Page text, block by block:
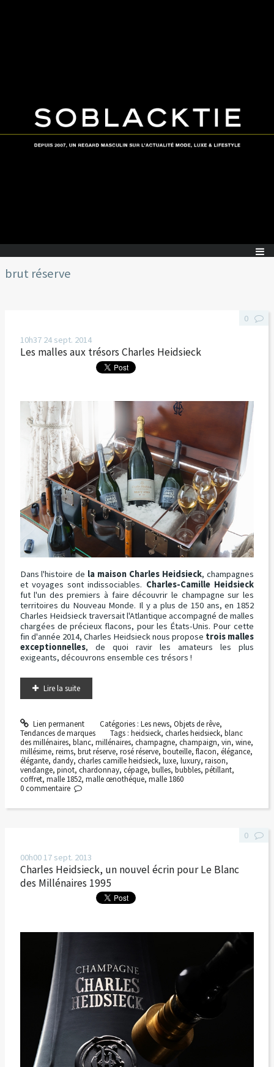
brut réserve
10h37 24 sept. 2014
Les malles aux trésors Charles Heidsieck
Dans l'histoire de la maison Charles Heidsieck, champagnes
et voyages sont indissociables. Charles-Camille Heidsieck
fut l'un des premiers à faire découvrir le champagne sur les
territoires du Nouveau Monde. Il y a plus de 150 ans, en 1852
Charles Heidsieck traversait l'Atlantique accompagné de malles
chargées de précieux flacons, pour les États-Unis. Pour cette
fin d'année 2014, Charles Heidsieck nous propose trois malles
exceptionnelles, de quoi ravir les amateurs les plus
exigeants, découvrons ensemble ces trésors !
Lire la suite
Lien permanent Catégories : Les news, Objets de rêve,
Tendances de marques
Tags :heidsieck,charles heidsieck,blanc
des millénaires, blanc, millénaires, champagne, champaign, vin, wine,
millésime, reims, brut réserve, rosé réserve, bouteille, flacon, élégance,
élégante, dandy, charles camille heidsieck, luxe, luxury, raison,
vendange, pinot, chardonnay, cépage, bulles, bubbles, pétillant,
coffret, malle 1852, malle œnothéque, malle 1860
0
0 commentaire
00h0017 sept. 2013
Charles Heidsieck, un nouvel écrin pour Le Blanc
des Millénaires 1995
0